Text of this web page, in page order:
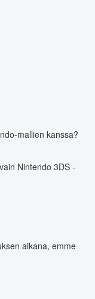
mallien kanssa?
Nintendo 3DS -
aikana, emme